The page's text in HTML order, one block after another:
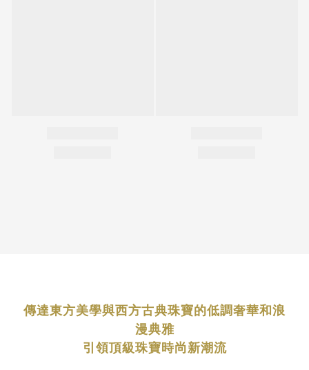
傳達東方美學與西方古典珠寶的低調奢華和浪
漫典雅
引領頂級珠寶時尚新潮流